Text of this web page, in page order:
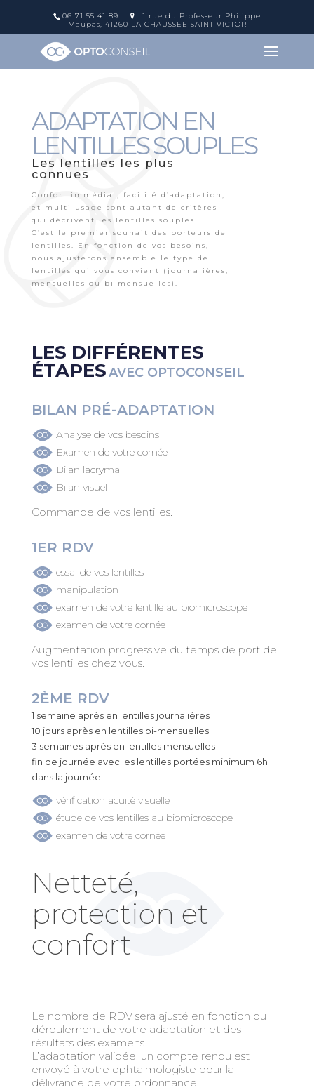
06 71 55 41 89
1 rue du Professeur Philippe
Maupas, 41260 LA CHAUSSEE SAINT VICTOR
ADAPTATION EN
LENTILLES SOUPLES
Les lentilles les plus
connues
Confort immédiat, facilité d’adaptation,
et multi usage sont autant de critères
qui décrivent les lentilles souples.
C’est le premier souhait des porteurs de
lentilles. En fonction de vos besoins,
nous ajusterons ensemble le type de
lentilles qui vous convient (journalières,
mensuelles ou bi mensuelles).
LES DIFFÉRENTES
ÉTAPESAVEC OPTOCONSEIL
BILAN PRÉ-ADAPTATION
Analyse de vos besoins
Examen de votre cornée
Bilan lacrymal
Bilan visuel
Commande de vos lentilles.
1ER RDV
essai de vos lentilles
manipulation
examen de votre lentille au biomicroscope
examen de votre cornée
Augmentation progressive du temps de port de
vos lentilles chez vous.
2ÈME RDV
1 semaine après en lentilles journalières
10 jours après en lentilles bi-mensuelles
3 semaines après en lentilles mensuelles
fin de journée avec les lentilles portées minimum 6h
dans la journée
vérification acuité visuelle
étude de vos lentilles au biomicroscope
examen de votre cornée
Netteté,
protection et
confort
Le nombre de RDV sera ajusté en fonction du
déroulement de votre adaptation et des
résultats des examens.
L’adaptation validée, un compte rendu est
envoyé à votre ophtalmologiste pour la
délivrance de votre ordonnance.